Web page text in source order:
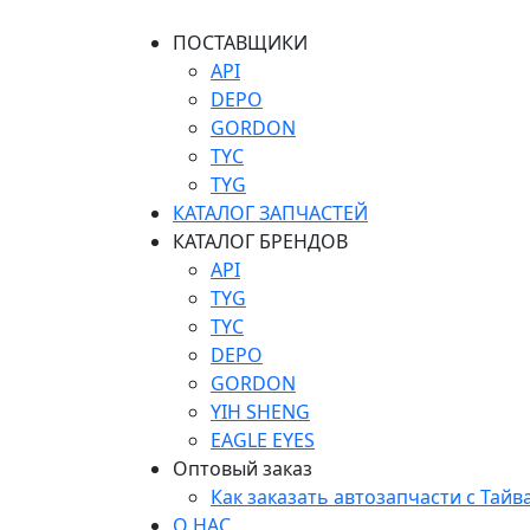
ПОСТАВЩИКИ
API
DEPO
GORDON
TYC
TYG
КАТАЛОГ ЗАПЧАСТЕЙ
КАТАЛОГ БРЕНДОВ
API
TYG
TYC
DEPO
GORDON
YIH SHENG
EAGLE EYES
Оптовый заказ
Как заказать автозапчасти с